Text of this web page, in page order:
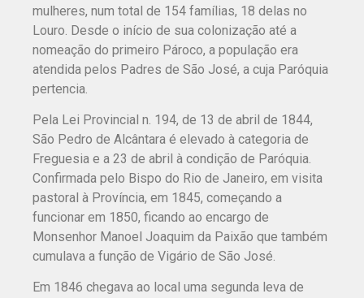
mulheres, num total de 154 famílias, 18 delas no
Louro. Desde o início de sua colonização até a
nomeação do primeiro Pároco, a população era
atendida pelos Padres de São José, a cuja Paróquia
pertencia.
Pela Lei Provincial n. 194, de 13 de abril de 1844,
São Pedro de Alcântara é elevado à categoria de
Freguesia e a 23 de abril à condição de Paróquia.
Confirmada pelo Bispo do Rio de Janeiro, em visita
pastoral à Província, em 1845, começando a
funcionar em 1850, ficando ao encargo de
Monsenhor Manoel Joaquim da Paixão que também
cumulava a função de Vigário de São José.
Em 1846 chegava ao local uma segunda leva de